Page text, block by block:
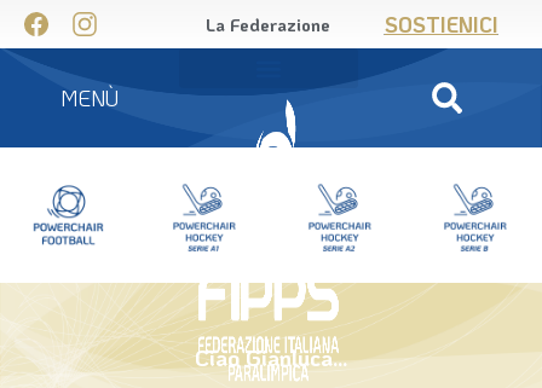
La Federazione SOSTIENICI
MENÙ
Ciao Gianluca…